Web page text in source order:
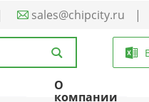
sales@chipcity.ru |
О
компании